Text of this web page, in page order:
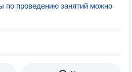
по проведению занятий можно